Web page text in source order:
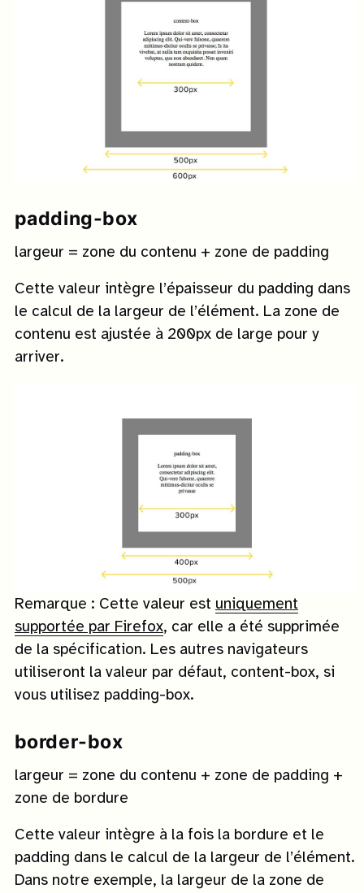
padding-box
largeur = zone du contenu + zone de padding
Cette valeur intègre l’épaisseur du padding dans
le calcul de la largeur de l’élément. La zone de
contenu est ajustée à 200px de large pour y
arriver.
Remarque : Cette valeur est uniquement
supportée par Firefox, car elle a été supprimée
de la spécification. Les autres navigateurs
utiliseront la valeur par défaut, content-box, si
vous utilisez padding-box.
border-box
largeur = zone du contenu + zone de padding +
zone de bordure
Cette valeur intègre à la fois la bordure et le
padding dans le calcul de la largeur de l’élément.
Dans notre exemple, la largeur de la zone de